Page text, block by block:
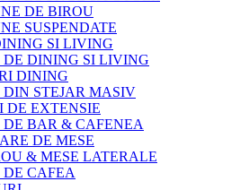
DE BIROU
SUSPENDATE
SI LIVING
DE DINING SI LIVING
DINING
DIN STEJAR MASIV
DE EXTENSIE
DE BAR & CAFENEA
DE MESE
& MESE LATERALE
DE CAFEA